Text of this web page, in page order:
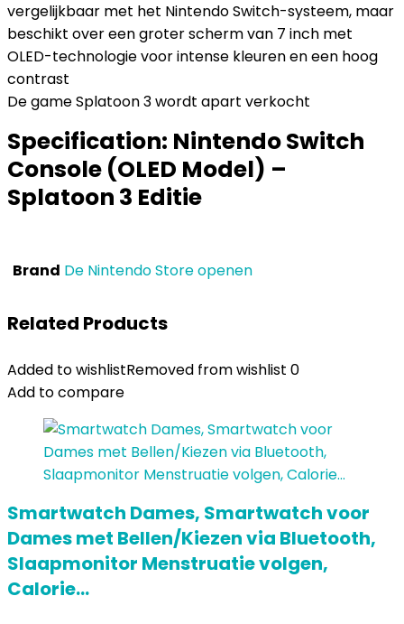
vergelijkbaar met het Nintendo Switch-systeem, maar
beschikt over een groter scherm van 7 inch met
OLED-technologie voor intense kleuren en een hoog
contrast
De game Splatoon 3 wordt apart verkocht
Specification: Nintendo Switch
Console (OLED Model) –
Splatoon 3 Editie
Brand De Nintendo Store openen
Related Products
Added to wishlistRemoved from wishlist 0
Add to compare
Smartwatch Dames, Smartwatch voor
Dames met Bellen/Kiezen via Bluetooth,
Slaapmonitor Menstruatie volgen,
Calorie…